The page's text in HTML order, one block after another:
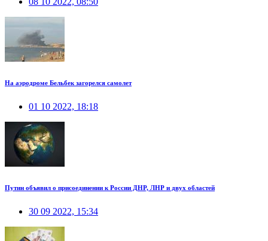
На аэродроме Бельбек загорелся самолет
01 10 2022, 18:18
Путин объявил о присоединении к России ДНР, ЛНР и двух областей
30 09 2022, 15:34